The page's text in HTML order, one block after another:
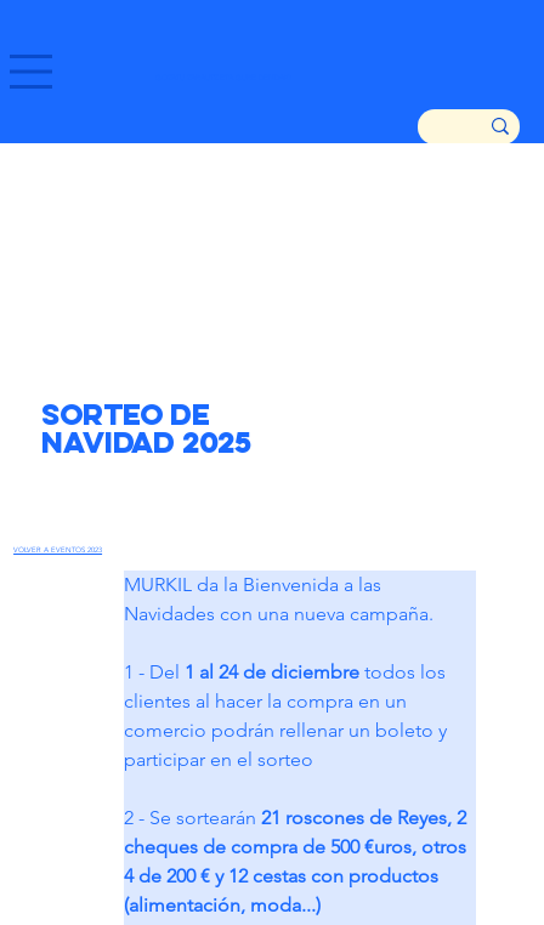
Sorteo de
Navidad 2025
VOLVER A EVENTOS 2023
MURKIL da la Bienvenida a las
Navidades con una nueva campaña.
1 - Del 1 al 24 de diciembre todos los
clientes al hacer la compra en un
comercio podrán rellenar un boleto y
participar en el sorteo
2 - Se sortearán 21 roscones de Reyes, 2
cheques de compra de 500 €uros, otros
4 de 200 € y 12 cestas con productos
(alimentación, moda...)